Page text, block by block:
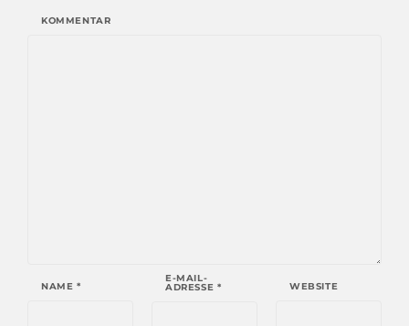
KOMMENTAR
NAME *
E-MAIL-
ADRESSE * WEBSITE